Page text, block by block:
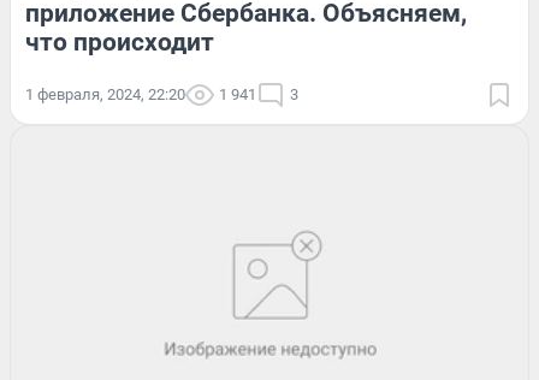
приложение Сбербанка. Объясняем,
что происходит
1 февраля, 2024, 22:20 1 941 3